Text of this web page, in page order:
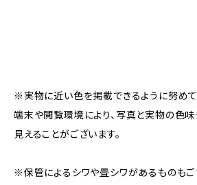
※実物に近い色を掲載できるように努めて
端末や閲覧環境により、写真と実物の色
見えることがございます。
※保管によるシワや畳シワがあるものもご